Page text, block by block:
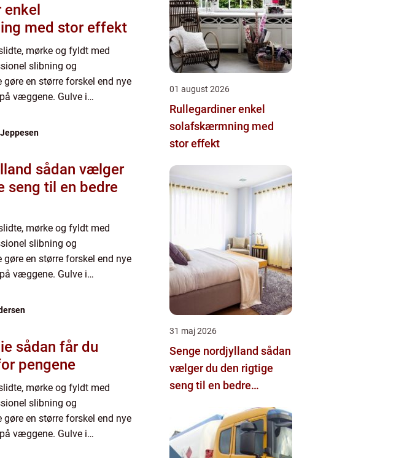
med stor effekt
mørke og fyldt med
slibning og
en større forskel end nye
væggene. Gulve i
vælger
seng til en bedre
mørke og fyldt med
slibning og
en større forskel end nye
væggene. Gulve i
du
pengene
mørke og fyldt med
slibning og
en større forskel end nye
væggene. Gulve i
01 august 2026
Rullegardiner enkel
solafskærmning med
stor effekt
31 maj 2026
Senge nordjylland sådan
vælger du den rigtige
seng til en bedre